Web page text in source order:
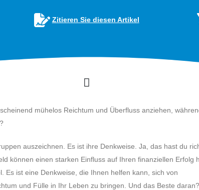
Zitieren Sie diesen Artikel
mühelos Reichtum und Überfluss anziehen,
auszeichnen. Es ist ihre Denkweise. Ja, das hast du
können einen starken Einfluss auf Ihren finanziellen Erfolg
Es ist eine Denkweise, die Ihnen helfen kann, sich von
und Fülle in Ihr Leben zu bringen. Und das Beste daran?